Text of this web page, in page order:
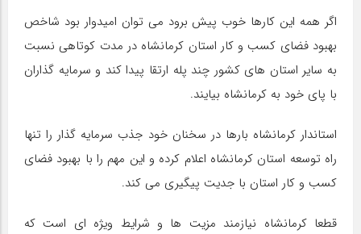
اگر همه این کارها خوب پیش برود می توان امیدوار بود شاخص
بهبود فضای کسب و کار استان کرمانشاه در مدت کوتاهی نسبت
به سایر استان های کشور چند پله ارتقا پیدا کند و سرمایه گذاران
با پای خود به کرمانشاه بیایند.
استاندار کرمانشاه بارها در سخنان خود جذب سرمایه گذار را تنها
راه توسعه استان کرمانشاه اعلام کرده و این مهم را با بهبود فضای
کسب و کار استان با جدیت پیگیری می کند.
قطعا کرمانشاه نیازمند مزیت ها و شرایط ویژه ای است که